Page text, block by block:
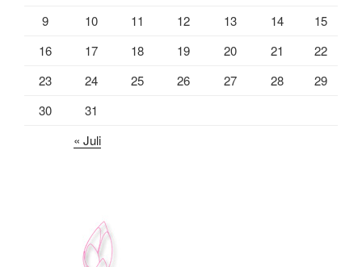
9
10 11 12 13 14
15
16
17 18 19 20 21
22
23
24 25 26 27 28
29
30
31
« Juli